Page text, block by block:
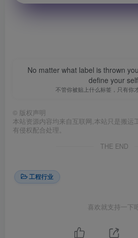
No matter what label is thrown
define your
不管你被贴上什么标签，只有你
© 版权声明
本站资源内容均来自互联网,本站只是搬运
有侵权配合处理。
THE END
工程行业
喜欢就支持一下